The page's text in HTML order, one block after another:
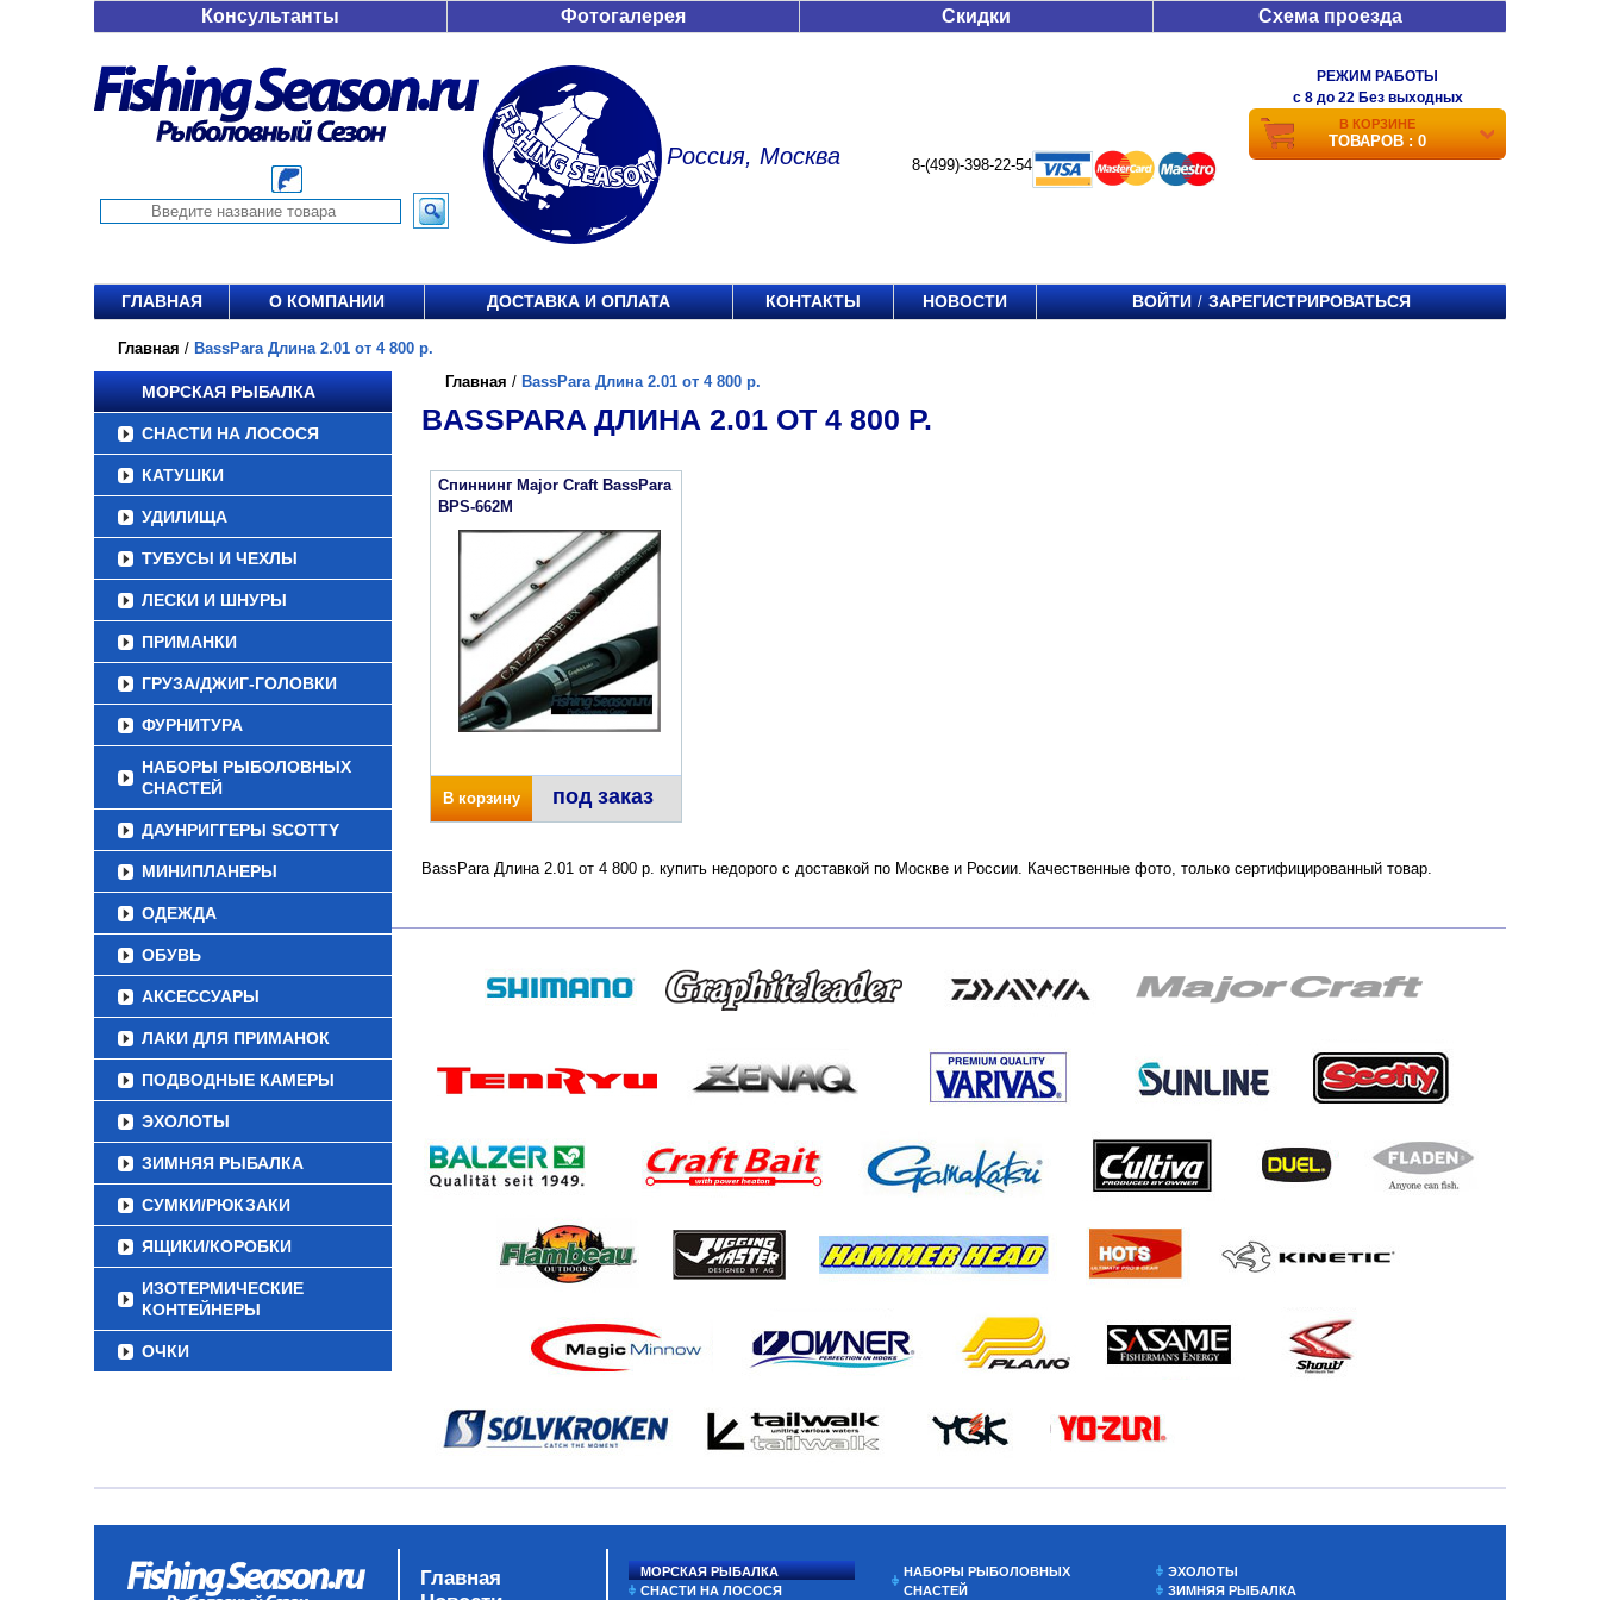
Консультанты Фотогалерея Скидки Схема проезда
Россия, Москва 8-(499)-398-22-54
РЕЖИМ РАБОТЫ
c 8 до 22 Без выходных
В КОРЗИНЕ
ТОВАРОВ : 0
ГЛАВНАЯ О КОМПАНИИ ДОСТАВКА И ОПЛАТА КОНТАКТЫ НОВОСТИ ВОЙТИ / ЗАРЕГИСТРИРОВАТЬСЯ
Главная / BassPara Длина 2.01 от 4 800 р.
МОРСКАЯ РЫБАЛКА
СНАСТИ НА ЛОСОСЯ
КАТУШКИ
УДИЛИЩА
ТУБУСЫ И ЧЕХЛЫ
ЛЕСКИ И ШНУРЫ
ПРИМАНКИ
ГРУЗА/ДЖИГ-ГОЛОВКИ
ФУРНИТУРА
НАБОРЫ РЫБОЛОВНЫХ
СНАСТЕЙ
ДАУНРИГГЕРЫ SCOTTY
МИНИПЛАНЕРЫ
ОДЕЖДА
ОБУВЬ
АКСЕССУАРЫ
ЛАКИ ДЛЯ ПРИМАНОК
ПОДВОДНЫЕ КАМЕРЫ
ЭХОЛОТЫ
ЗИМНЯЯ РЫБАЛКА
СУМКИ/РЮКЗАКИ
ЯЩИКИ/КОРОБКИ
ИЗОТЕРМИЧЕСКИЕ
КОНТЕЙНЕРЫ
ОЧКИ
Главная / BassPara Длина 2.01 от 4 800 р.
BASSPARA ДЛИНА 2.01 ОТ 4 800 Р.
Спиннинг Major Craft BassPara
BPS-662M
В корзину под заказ
BassPara Длина 2.01 от 4 800 р. купить недорого с доставкой по Москве и России. Качественные фото, только сертифицированный товар.
Главная
МОРСКАЯ РЫБАЛКА
СНАСТИ НА ЛОСОСЯ
НАБОРЫ РЫБОЛОВНЫХ
СНАСТЕЙ
ЭХОЛОТЫ
ЗИМНЯЯ РЫБАЛКА